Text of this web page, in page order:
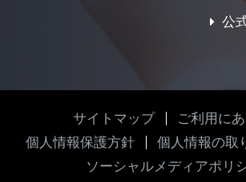
公
サイトマップ
ご利用に
個人情報保護方針
個人情報の取
ソーシャルメディアポリ